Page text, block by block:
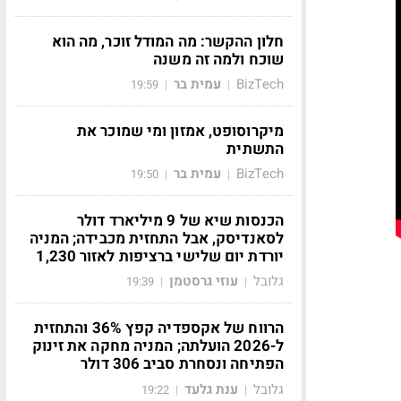
חלון ההקשר: מה המודל זוכר, מה הוא
שוכח ולמה זה משנה
BizTech
| עמית בר |
19:59
מיקרוסופט, אמזון ומי שמוכר את
התשתית
BizTech
| עמית בר |
19:50
הכנסות שיא של 9 מיליארד דולר
לסאנדיסק, אבל התחזית מכבידה; המניה
יורדת יום שלישי ברציפות לאזור 1,230
גלובל | עוזי גרסטמן |
19:39
הרווח של אקספדיה קפץ 36% והתחזית
ל-2026 הועלתה; המניה מחקה את זינוק
הפתיחה ונסחרת סביב 306 דולר
גלובל | ענת גלעד |
19:22